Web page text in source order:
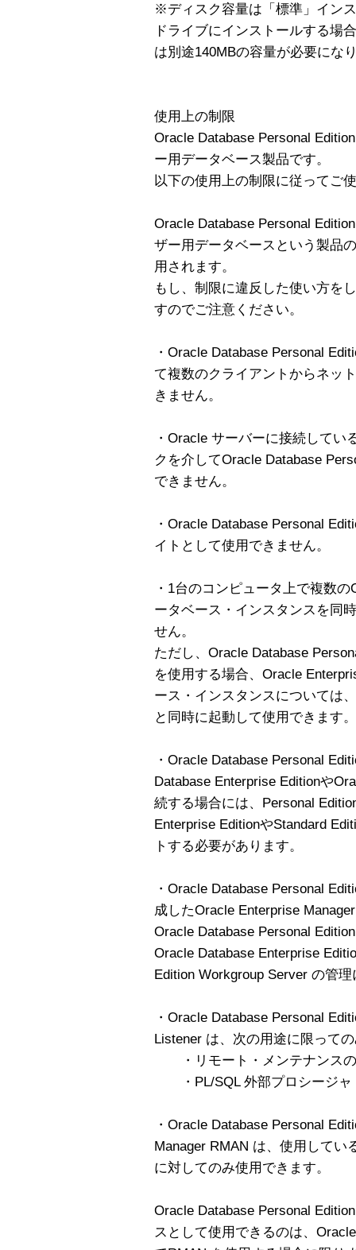
※ディスク容量は「標準」イン
ドライブにインストールする場
は別途140MBの容量が必要にな
使用上の制限
Oracle Database Personal
ー用データベース製品です。
以下の使用上の制限に従ってご
Oracle Database Personal
ザー用データベースという製品
用されます。
もし、制限に違反した使い方を
すのでご注意ください。
・Oracle Database Personal
て複数のクライアントからネッ
きません。
・Oracle サーバーに接続して
クを介してOracle Database
できません。
・Oracle Database Personal
イトとして使用できません。
・1台のコンピュータ上で複数
ータベース・インスタンスを同
せん。
ただし、Oracle Database
を使用する場合、Oracle
ース・インスタンスについては
と同時に起動して使用できます。
・Oracle Database Personal
Database Enterprise Editionや
続する場合には、Personal
Enterprise EditionやStandard
トする必要があります。
・Oracle Database Personal
成したOracle Enterprise
Oracle Database Personal
Oracle Database Enterprise
Edition Workgroup Server の管
・Oracle Database Personal
Listener は、次の用途に限って
・リモート・メンテナンスの
・PL/SQL 外部プロシージャ
・Oracle Database Personal
Manager RMAN は、使用してい
に対してのみ使用できます。
Oracle Database Personal
スとして使用できるのは、